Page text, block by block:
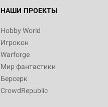
НАШИ ПРОЕКТЫ
Hobby World
Игрокон
Warforge
Мир фантастики
Берсерк
CrowdRepublic